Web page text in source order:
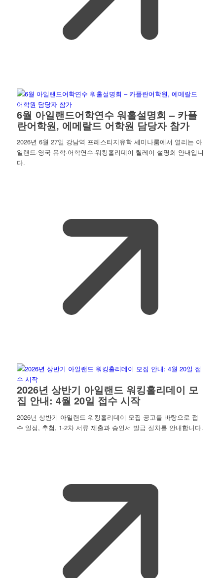
6월 아일랜드어학연수 워홀설명회 – 카플
란어학원, 에메랄드 어학원 담당자 참가
2026년 6월 27일 강남역 프레스티지유학 세미나룸에서 열리는 아
일랜드·영국 유학·어학연수·워킹홀리데이 릴레이 설명회 안내입니
다.
2026년 상반기 아일랜드 워킹홀리데이 모
집 안내: 4월 20일 접수 시작
2026년 상반기 아일랜드 워킹홀리데이 모집 공고를 바탕으로 접
수 일정, 추첨, 1·2차 서류 제출과 승인서 발급 절차를 안내합니다.